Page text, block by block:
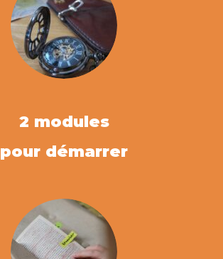
2 modules
pour démarrer